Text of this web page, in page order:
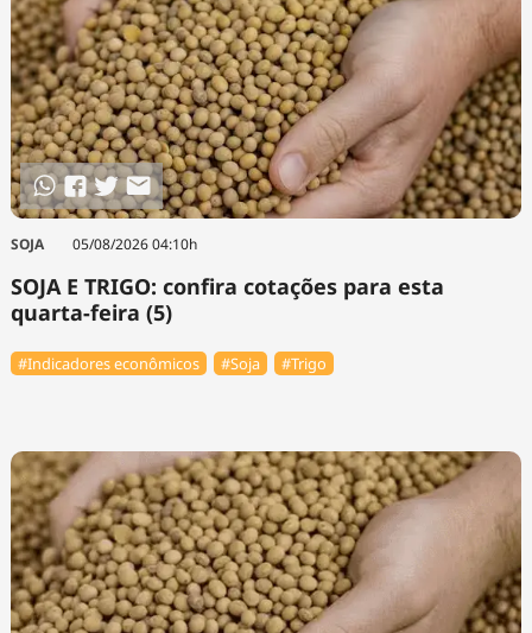
SOJA 05/08/2026 04:10h
SOJA E TRIGO: confira cotações para esta
quarta-feira (5)
#Indicadores econômicos #Soja #Trigo